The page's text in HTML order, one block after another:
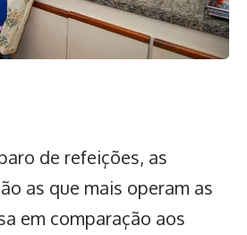
de refeições, as
as que mais operam as
em comparação aos